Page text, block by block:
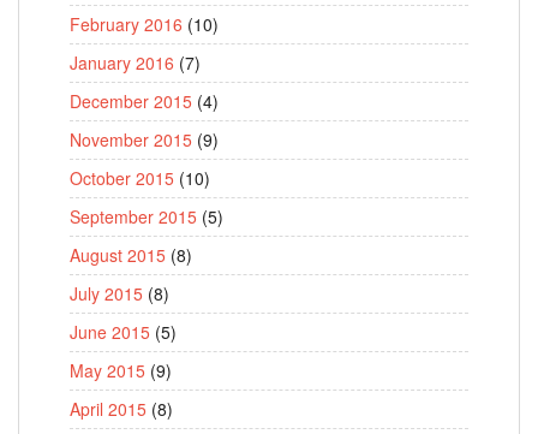
February 2016 (10)
January 2016 (7)
December 2015 (4)
November 2015 (9)
October 2015 (10)
September 2015 (5)
August 2015 (8)
July 2015 (8)
June 2015 (5)
May 2015 (9)
April 2015 (8)